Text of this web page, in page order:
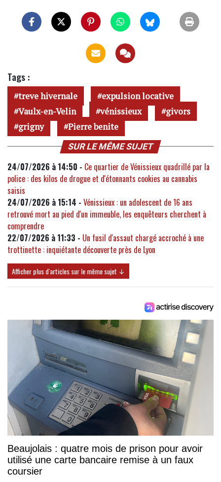
Tags :
treve hivernale
expulsion locative
Vaulx-en-Velin
vénissieux
givors
grigny
Pierre benite
SUR LE MÊME SUJET
24/07/2026 à 14:50 - Ce quartier de Vénissieux quadrillé par la
police : des kilos de drogue et d'étonnants cookies au cannabis
saisis
24/07/2026 à 15:14 - Vénissieux : un adolescent de 16 ans
retrouvé mort au pied d'un immeuble, les enquêteurs cherchent à
comprendre
22/07/2026 à 11:33 - Un fusil d'assaut chargé accroché à une
trottinette : inquiétante découverte près de Lyon
Afficher plus d'articles sur le même sujet ↓
Beaujolais : quatre mois de prison pour avoir
utilisé une carte bancaire remise à un faux
coursier